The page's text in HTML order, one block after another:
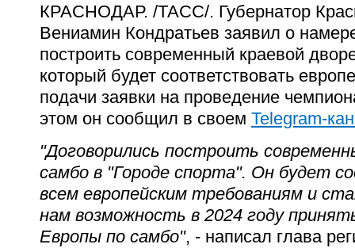
КРАСНОДАР. /ТАСС/. Губернатор
Вениамин Кондратьев заявил о
построить современный краевой
который будет соответствовать
подачи заявки на проведение
этом он сообщил в своем Telegram-
"Договорились построить
самбо в "Городе спорта". Он будет
всем европейским требованиям и
нам возможность в 2024 году
Европы по самбо", - написал глава